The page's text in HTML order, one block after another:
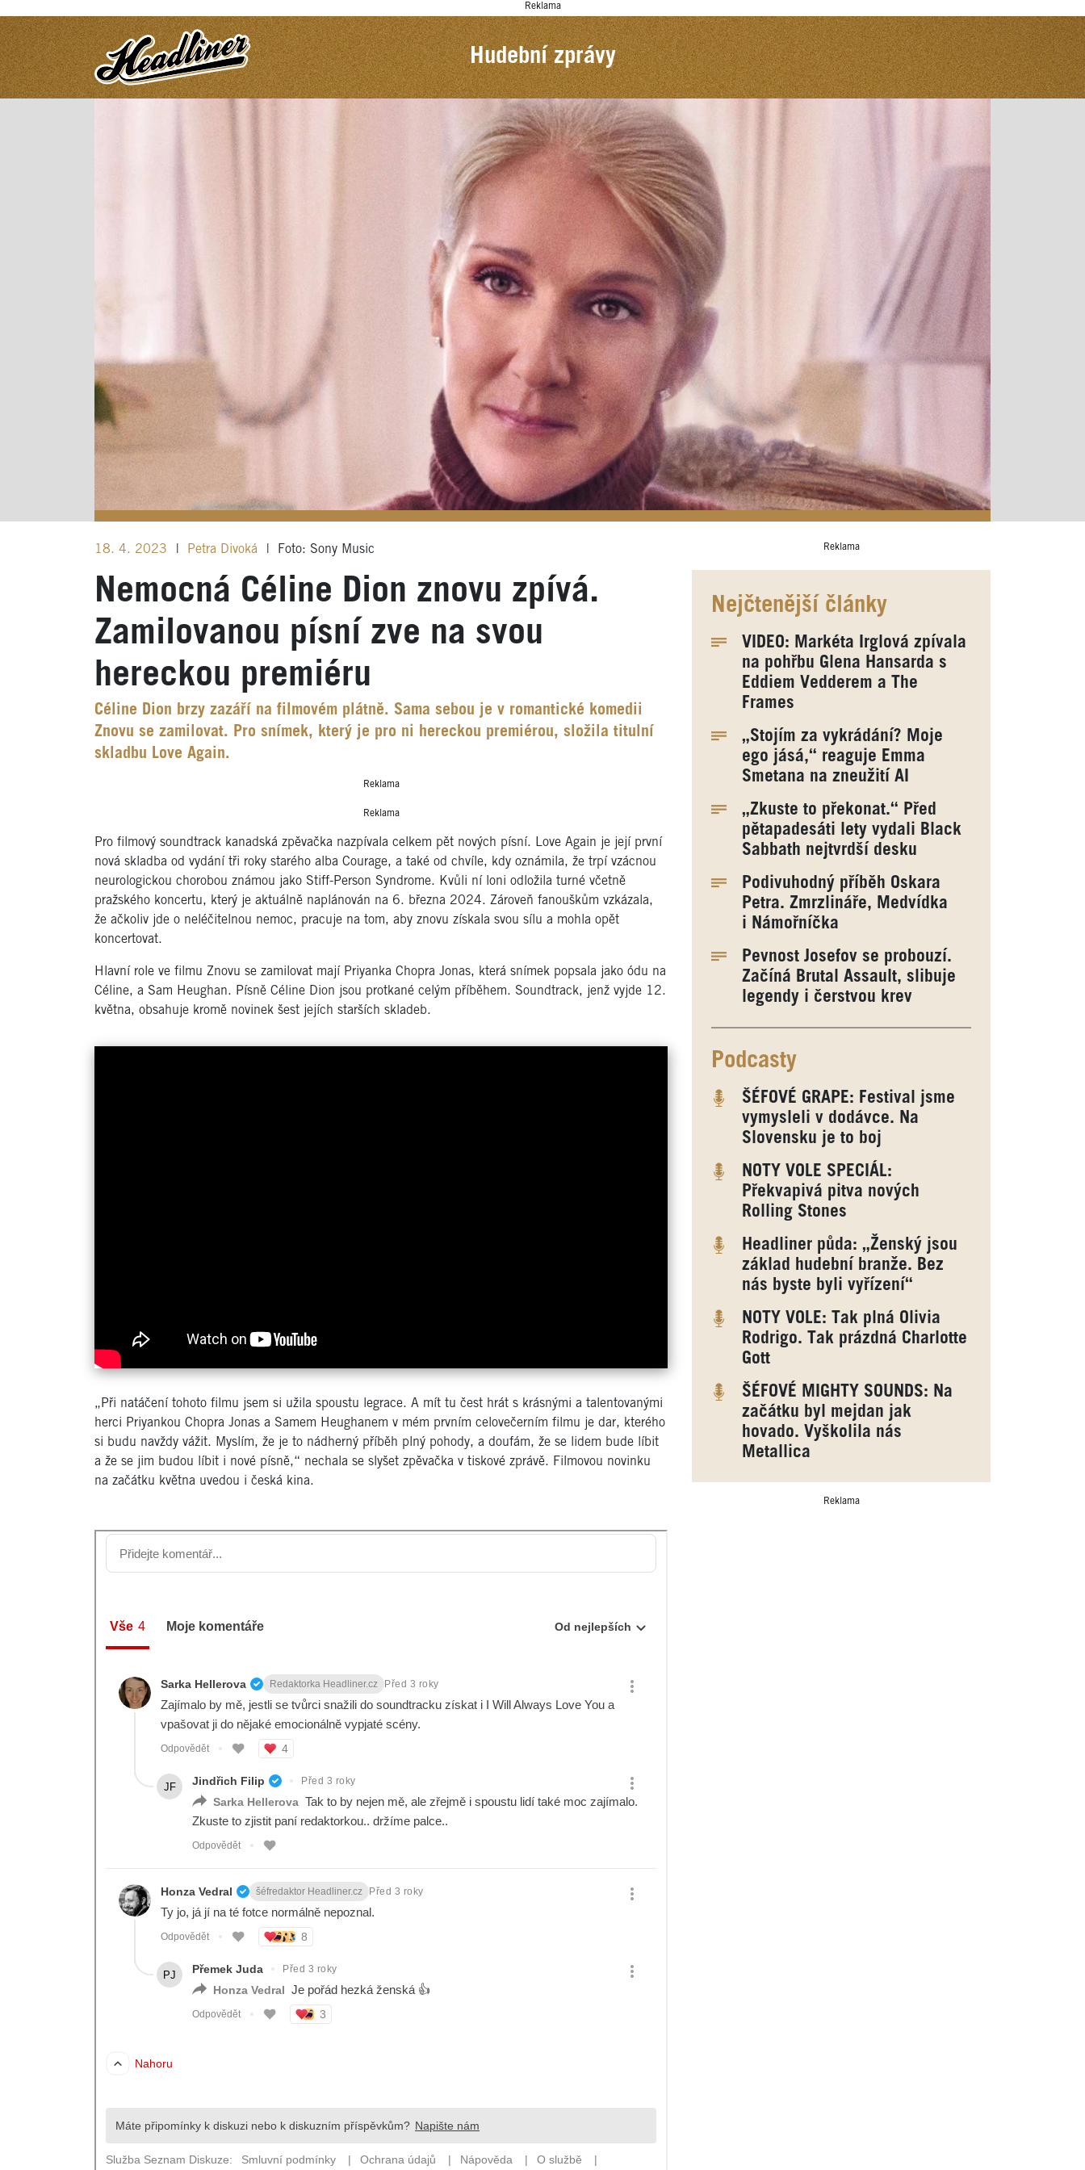
Reklama
Hudební zprávy
18. 4. 2023 Petra Divoká Foto: Sony Music
Nemocná Céline Dion znovu zpívá.
Zamilovanou písní zve na svou
hereckou premiéru
Céline Dion brzy zazáří na filmovém plátně. Sama sebou je v romantické komedii
Znovu se zamilovat. Pro snímek, který je pro ni hereckou premiérou, složila titulní
skladbu Love Again.
Reklama
Reklama
Pro filmový soundtrack kanadská zpěvačka nazpívala celkem pět nových písní. Love Again je její první
nová skladba od vydání tři roky starého alba Courage, a také od chvíle, kdy oznámila, že trpí vzácnou
neurologickou chorobou známou jako Stiff-Person Syndrome. Kvůli ní loni odložila turné včetně
pražského koncertu, který je aktuálně naplánován na 6. března 2024. Zároveň fanouškům vzkázala,
že ačkoliv jde o neléčitelnou nemoc, pracuje na tom, aby znovu získala svou sílu a mohla opět
koncertovat.
Hlavní role ve filmu Znovu se zamilovat mají Priyanka Chopra Jonas, která snímek popsala jako ódu na
Céline, a Sam Heughan. Písně Céline Dion jsou protkané celým příběhem. Soundtrack, jenž vyjde 12.
května, obsahuje kromě novinek šest jejích starších skladeb.
„Při natáčení tohoto filmu jsem si užila spoustu legrace. A mít tu čest hrát s krásnými a talentovanými
herci Priyankou Chopra Jonas a Samem Heughanem v mém prvním celovečerním filmu je dar, kterého
si budu navždy vážit. Myslím, že je to nádherný příběh plný pohody, a doufám, že se lidem bude líbit
a že se jim budou líbit i nové písně,“ nechala se slyšet zpěvačka v tiskové zprávě. Filmovou novinku
na začátku května uvedou i česká kina.
Reklama
Nejčtenější články
VIDEO: Markéta Irglová zpívala
na pohřbu Glena Hansarda s
Eddiem Vedderem a The
Frames
„Stojím za vykrádání? Moje
ego jásá,“ reaguje Emma
Smetana na zneužití AI
„Zkuste to překonat.“ Před
pětapadesáti lety vydali Black
Sabbath nejtvrdší desku
Podivuhodný příběh Oskara
Petra. Zmrzlináře, Medvídka
i Námořníčka
Pevnost Josefov se probouzí.
Začíná Brutal Assault, slibuje
legendy i čerstvou krev
Podcasty
ŠÉFOVÉ GRAPE: Festival jsme
vymysleli v dodávce. Na
Slovensku je to boj
NOTY VOLE SPECIÁL:
Překvapivá pitva nových
Rolling Stones
Headliner půda: „Ženský jsou
základ hudební branže. Bez
nás byste byli vyřízení“
NOTY VOLE: Tak plná Olivia
Rodrigo. Tak prázdná Charlotte
Gott
ŠÉFOVÉ MIGHTY SOUNDS: Na
začátku byl mejdan jak
hovado. Vyškolila nás
Metallica
Reklama